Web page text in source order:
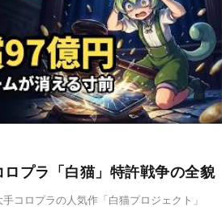
ロプラ「白猫」特許戦争の全貌
コロプラの人気作「白猫プロジェクト」